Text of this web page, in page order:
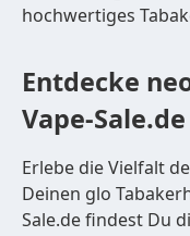
hochwertiges
Entdecke
Vape-Sale.de
Erlebe die Vielfalt
Deinen glo
Sale.de findest Du